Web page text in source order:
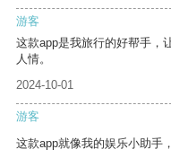
游客
这款app是我旅行的好帮手，
人情。
2024-10-01
游客
这款app就像我的娱乐小助手